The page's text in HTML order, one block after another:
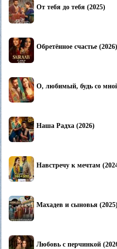
От тебя до тебя (2025)
Обретённое счастье (2026)
О, любимый, будь со
Наша Радха (2026)
Навстречу к мечтам
Махадев и сыновья (2025)
Любовь с перчинкой